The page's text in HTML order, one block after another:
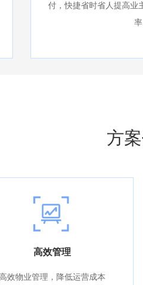
付，快捷省时省人提高业
率
方
高效管理
高效物业管理，降低运营成本